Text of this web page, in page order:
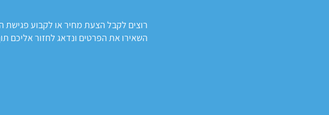
רוצים לקבל הצעת מחיר או לקבוע פגישת
השאירו את הפרטים ונדאג לחזור אליכם תוך עד